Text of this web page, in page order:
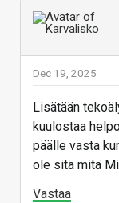
en aio käyttää
että niitä
(vielä ainakaan)
Dec 19, 2025
Lisätään
kuulostaa
päälle vasta
ole sitä mitä
Vastaa